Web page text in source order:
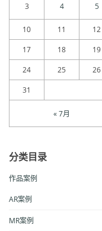
« 7月
3 4 5
10 11 12
17
18 19
24
25 26
31
分类目录
作品案例
AR案例
MR案例